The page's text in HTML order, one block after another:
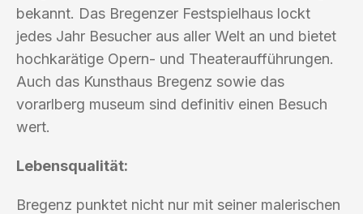
bekannt. Das Bregenzer Festspielhaus lockt
jedes Jahr Besucher aus aller Welt an und bietet
hochkarätige Opern- und Theateraufführungen.
Auch das Kunsthaus Bregenz sowie das
vorarlberg museum sind definitiv einen Besuch
wert.
Lebensqualität:
Bregenz punktet nicht nur mit seiner malerischen